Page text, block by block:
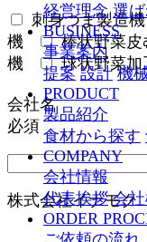
経営理念 選
BUSINESS
事業案内
提案 設計 機
PRODUCT
製品紹介
食材から探す
COMPANY
会社情報
代表挨拶 会
ORDER
刺身つま製造機
機
棒状野菜皮
機
球状野菜加
会社名
必須
株式会社イナモク